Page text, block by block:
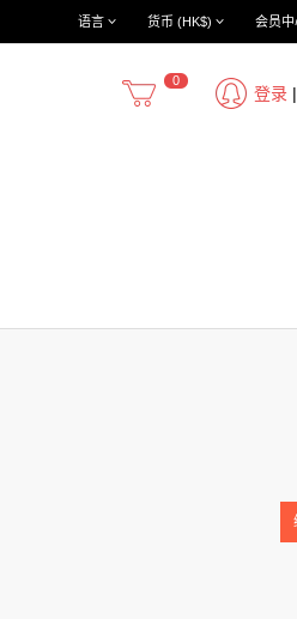
会员中
货币 (HK$)
语言
登录 |
0